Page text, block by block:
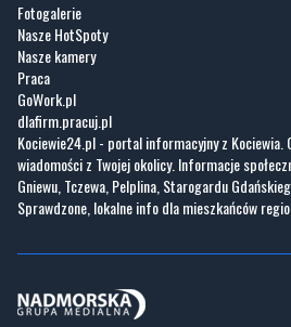
Fotogalerie
Nasze HotSpoty
Nasze kamery
Praca
GoWork.pl
dlafirm.pracuj.pl
Kociewie24.pl - portal informacyjny z Kociewia.
wiadomości z Twojej okolicy. Informacje
Gniewu, Tczewa, Pelplina, Starogardu
Sprawdzone, lokalne info dla mieszkańców